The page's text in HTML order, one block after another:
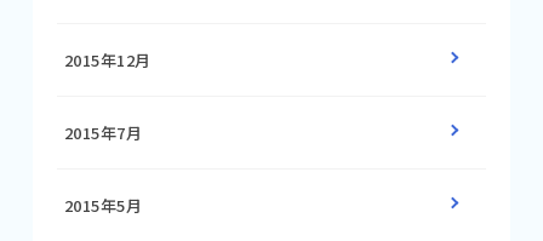
2015年12月
2015年7月
2015年5月